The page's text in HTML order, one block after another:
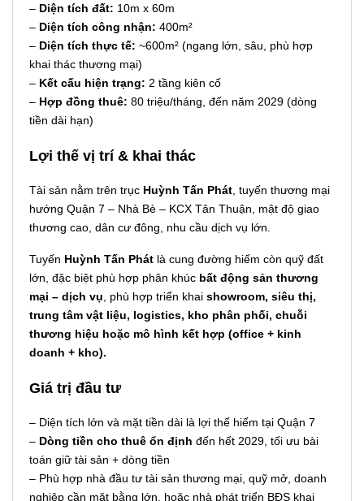
– Diện tích đất: 10m x 60m
– Diện tích công nhận: 400m²
– Diện tích thực tế: ~600m² (ngang lớn, sâu, phù hợp
khai thác thương mại)
– Kết cấu hiện trạng: 2 tầng kiên cố
– Hợp đồng thuê: 80 triệu/tháng, đến năm 2029 (dòng
tiền dài hạn)
Lợi thế vị trí & khai thác
Tài sản nằm trên trục Huỳnh Tấn Phát , tuyến thương mại
hướng Quận 7 – Nhà Bè – KCX Tân Thuận, mật độ giao
thương cao, dân cư đông, nhu cầu dịch vụ lớn.
Tuyến Huỳnh Tấn Phát là cung đường hiếm còn quỹ đất
lớn, đặc biệt phù hợp phân khúc bất động sản thương
mại – dịch vụ , phù hợp triển khai showroom, siêu thị,
trung tâm vật liệu, logistics, kho phân phối, chuỗi
thương hiệu hoặc mô hình kết hợp (office + kinh
doanh + kho).
Giá trị đầu tư
– Diện tích lớn và mặt tiền dài là lợi thế hiếm tại Quận 7
– Dòng tiền cho thuê ổn định đến hết 2029, tối ưu bài
toán giữ tài sản + dòng tiền
– Phù hợp nhà đầu tư tài sản thương mại, quỹ mở, doanh
nghiệp cần mặt bằng lớn, hoặc nhà phát triển BĐS khai